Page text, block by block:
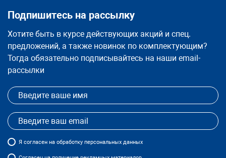
Подпишитесь на рассылку
Хотите быть в курсе действующих акций и спец.
предложений, а также новинок по комплектующим?
Тогда обязательно подписывайтесь на наши email-
рассылки
Я согласен на обработку персональных данных